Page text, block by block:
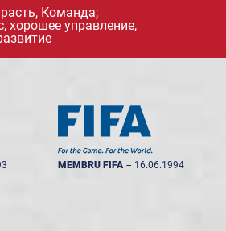
Команда;
хорошее управление,
MEMBRU FIFA -- 16.06.1994